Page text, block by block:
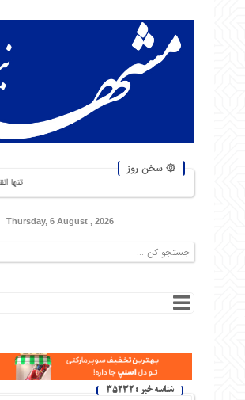
۞ سخن روز
تنها انقلاب خطرناک،
Thursday, 6 August , 2026
شناسه خبر : 35232